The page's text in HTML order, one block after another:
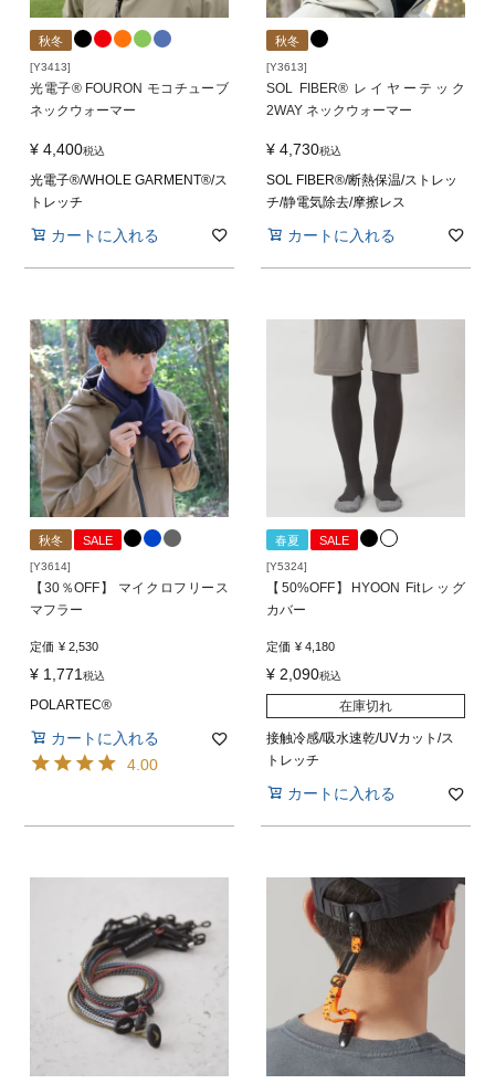
秋冬
[Y3413]
光電子® FOURON モコチューブ
ネックウォーマー
¥ 4,400税込
光電子®/WHOLE GARMENT®/ス
トレッチ
カートに入れる
秋冬
[Y3613]
SOL FIBER® レイヤーテック
2WAY ネックウォーマー
¥ 4,730税込
SOL FIBER®/断熱保温/ストレッ
チ/静電気除去/摩擦レス
カートに入れる
秋冬 SALE
[Y3614]
【30％OFF】 マイクロフリース
マフラー
定価 ¥ 2,530
¥ 1,771税込
POLARTEC®
カートに入れる
4.00
春夏 SALE
[Y5324]
【50%OFF】HYOON Fitレッグ
カバー
定価 ¥ 4,180
¥ 2,090税込
在庫切れ
接触冷感/吸水速乾/UVカット/ス
トレッチ
カートに入れる